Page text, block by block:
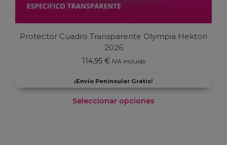
Protector Cuadro Transparente Olympia Hekton
2026
114,95 € IVA incluido
¡Envío Peninsular Gratis!
Seleccionar opciones